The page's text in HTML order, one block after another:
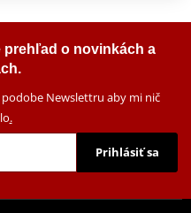
prehľad o novinkách a
Newslettru aby mi nič
.
Prihlásiť sa